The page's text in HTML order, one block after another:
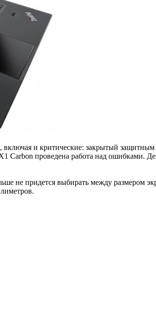
и критические: закрытый
проведена работа над ошибками.
не придется выбирать между размером